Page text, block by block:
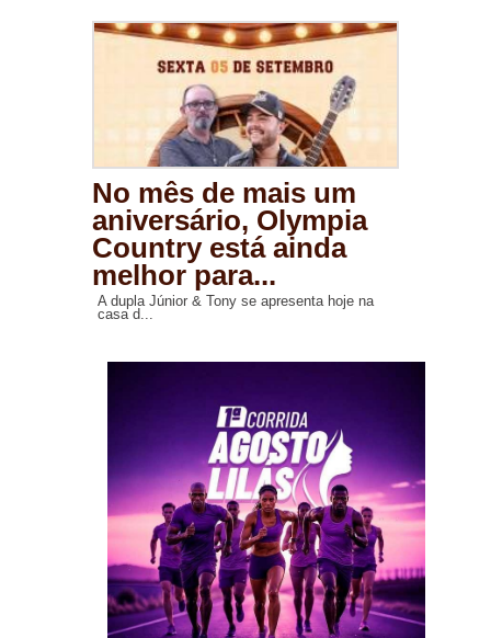
No mês de mais um
aniversário, Olympia
Country está ainda
melhor para...
A dupla Júnior & Tony se apresenta hoje na
casa d...